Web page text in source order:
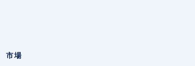
市場